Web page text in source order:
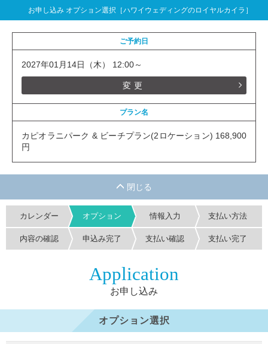
お申し込み オプション選択［ハワイウェディングのロイヤルカイラ］
ご予約日
2027年01月14日（木） 12:00～
変更
プラン名
カピオラニパーク & ビーチプラン(2ロケーション) 168,900
円
カレンダー オプション 情報入力 支払い方法
内容の確認 申込み完了 支払い確認 支払い完了
Application
お申し込み
オプション選択